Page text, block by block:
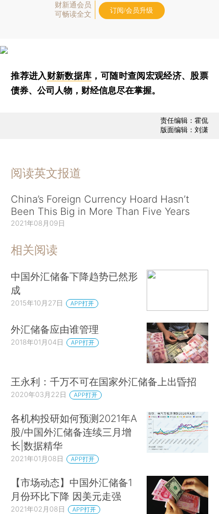
财新通会员
可畅读全文
订阅/会员升级
推荐进入财新数据库 ，可随时查阅宏观经济、股票
债券、公司人物，财经信息尽在掌握。
责任编辑：霍侃
版面编辑：刘潇
阅读英文报道
China’s Foreign Currency Hoard Hasn’t
Been This Big in More Than Five Years
2021年08月09日
相关阅读
中国外汇储备下降趋势已然形
成
2015年10月27日 APP打开
外汇储备应由谁管理
2018年01月04日 APP打开
王永利：千万不可在国家外汇储备上出昏招
2020年03月22日 APP打开
各机构投研如何预测2021年A
股/中国外汇储备连续三月增
长|数据精华
2021年01月08日 APP打开
【市场动态】中国外汇储备1
月份环比下降 因美元走强
2021年02月08日 APP打开